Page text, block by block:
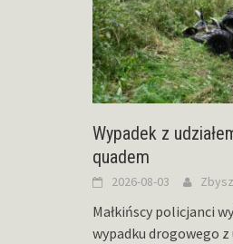
Wypadek z
quadem
2026-08-03
Małkińscy policjanci
wypadku drogowego